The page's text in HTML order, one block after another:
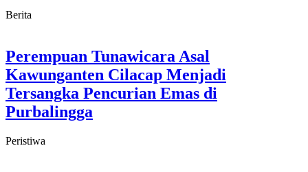
Berita
Perempuan Tunawicara Asal
Kawunganten Cilacap Menjadi
Tersangka Pencurian Emas di
Purbalingga
Peristiwa